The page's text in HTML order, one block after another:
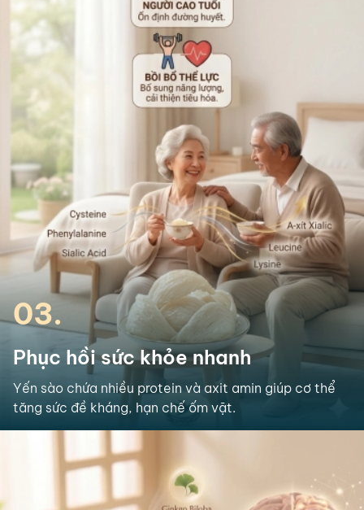
03.
Phục hồi sức khỏe nhanh
Yến sào chứa nhiều protein và axit amin giúp cơ thể
tăng sức đề kháng, hạn chế ốm vặt.